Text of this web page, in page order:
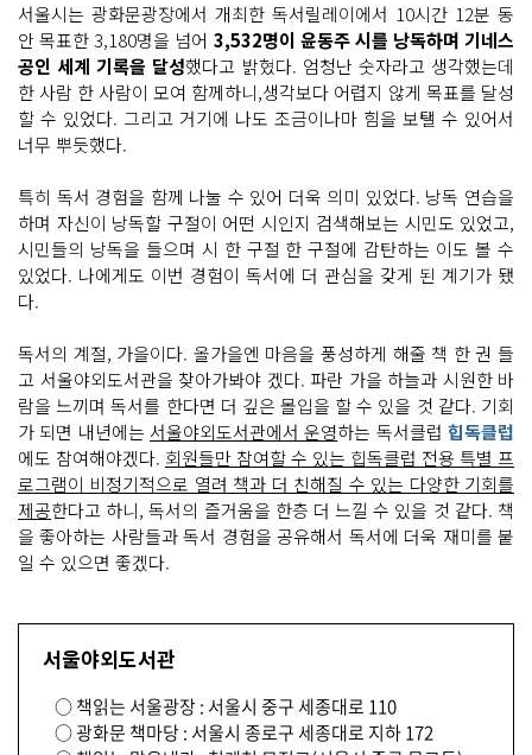
서울시는 광화문광장에서 개최한 독서릴레이에서 10시간 12분 동
안 목표한 3,180명을 넘어 3,532명이 윤동주 시를 낭독하며 기네스
공인 세계 기록을 달성했다고 밝혔다. 엄청난 숫자라고 생각했는데
한 사람 한 사람이 모여 함께하니,생각보다 어렵지 않게 목표를 달성
할 수 있었다. 그리고 거기에 나도 조금이나마 힘을 보탤 수 있어서
너무 뿌듯했다.
특히 독서 경험을 함께 나눌 수 있어 더욱 의미 있었다. 낭독 연습을
하며 자신이 낭독할 구절이 어떤 시인지 검색해보는 시민도 있었고,
시민들의 낭독을 들으며 시 한 구절 한 구절에 감탄하는 이도 볼 수
있었다. 나에게도 이번 경험이 독서에 더 관심을 갖게 된 계기가 됐
다.
독서의 계절, 가을이다. 올가을엔 마음을 풍성하게 해줄 책 한 권 들
고 서울야외도서관을 찾아가봐야 겠다. 파란 가을 하늘과 시원한 바
람을 느끼며 독서를 한다면 더 깊은 몰입을 할 수 있을 것 같다. 기회
가 되면 내년에는 서울야외도서관에서 운영하는 독서클럽힙독클럽
에도 참여해야겠다. 회원들만 참여할 수 있는 힙독클럽 전용 특별 프
로그램이 비정기적으로 열려 책과 더 친해질 수 있는 다양한 기회를
제공한다고 하니, 독서의 즐거움을 한층 더 느낄 수 있을 것 같다. 책
을 좋아하는 사람들과 독서 경험을 공유해서 독서에 더욱 재미를 붙
일 수 있으면 좋겠다.
서울야외도서관
○ 책읽는 서울광장 : 서울시 중구 세종대로 110
○ 광화문 책마당 : 서울시 종로구 세종대로 지하 172